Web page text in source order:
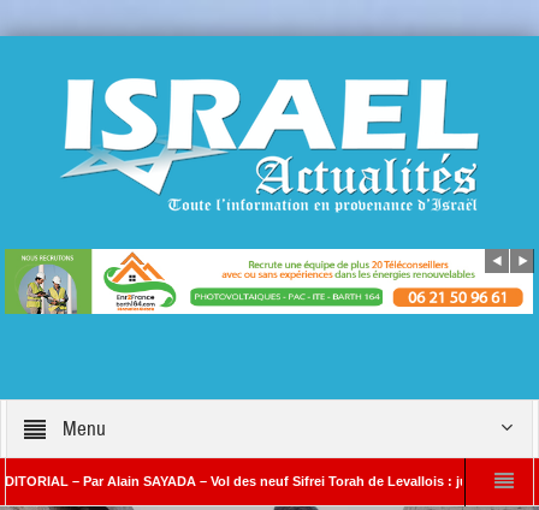
Menu
– Par Alain SAYADA – Vol des neuf Sifrei Torah de Levallois : jusqu’à quand le